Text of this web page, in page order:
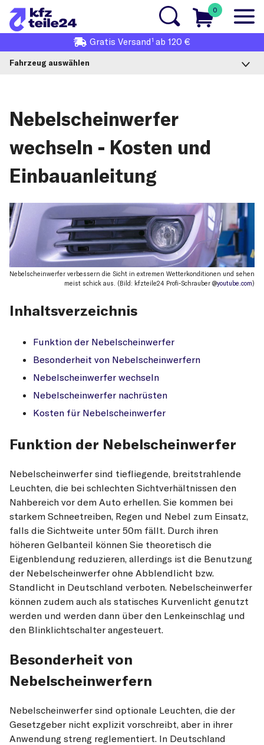
0
Gratis Versand1 ab 120 €
Fahrzeug auswählen
Nebelscheinwerfer
wechseln - Kosten und
Einbauanleitung
Nebelscheinwerfer verbessern die Sicht in extremen Wetterkonditionen und sehen
meist schick aus. (Bild: kfzteile24 Profi-Schrauber @youtube.com)
Inhaltsverzeichnis
Funktion der Nebelscheinwerfer
Besonderheit von Nebelscheinwerfern
Nebelscheinwerfer wechseln
Nebelscheinwerfer nachrüsten
Kosten für Nebelscheinwerfer
Funktion der Nebelscheinwerfer
Nebelscheinwerfer sind tiefliegende, breitstrahlende
Leuchten, die bei schlechten Sichtverhältnissen den
Nahbereich vor dem Auto erhellen. Sie kommen bei
starkem Schneetreiben, Regen und Nebel zum Einsatz,
falls die Sichtweite unter 50m fällt. Durch ihren
höheren Gelbanteil können Sie theoretisch die
Eigenblendung reduzieren, allerdings ist die Benutzung
der Nebelscheinwerfer ohne Abblendlicht bzw.
Standlicht in Deutschland verboten. Nebelscheinwerfer
können zudem auch als statisches Kurvenlicht genutzt
werden und werden dann über den Lenkeinschlag und
den Blinklichtschalter angesteuert.
Besonderheit von
Nebelscheinwerfern
Nebelscheinwerfer sind optionale Leuchten, die der
Gesetzgeber nicht explizit vorschreibt, aber in ihrer
Anwendung streng reglementiert. In Deutschland